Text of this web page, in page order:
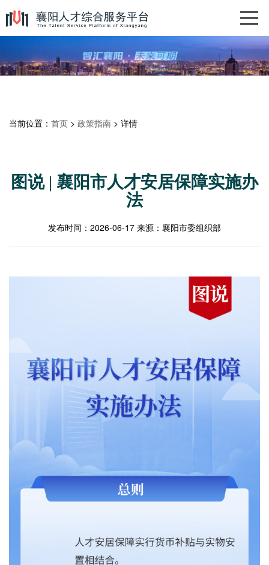
当前位置： 首页 > 政策指南 > 详情
图说 | 襄阳市人才安居保障实施办
法
发布时间： 2026-06-17 来源： 襄阳市委组织部